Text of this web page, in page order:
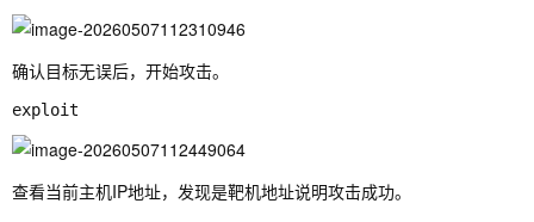
确认目标无误后，开始攻击。
查看当前主机IP地址，发现是靶机地址说明攻击成功。